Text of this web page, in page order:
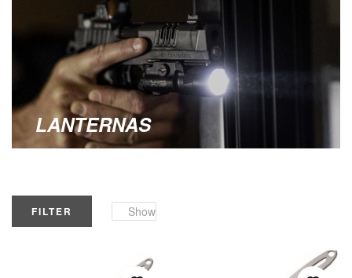
LANTERNAS
FILTER Show